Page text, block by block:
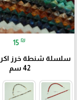
15 ₪
سلسلة شنطة خرز
42 سم